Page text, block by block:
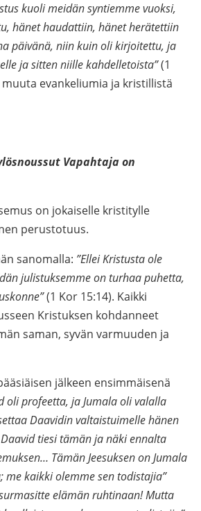
kuoli meidän syntiemme vuoksi,
hänet haudattiin, hänet herätettiin
päivänä, niin kuin oli kirjoitettu, ja
ja sitten niille kahdelletoista”(1
muuta evankeliumia ja kristillistä
Vapahtaja on
on jokaiselle kristitylle
perustotuus.
sanomalla: ”Ellei Kristusta ole
julistuksemme on turhaa puhetta,
(1 Kor 15:14). Kaikki
Kristuksen kohdanneet
saman, syvän varmuuden ja
jälkeen ensimmäisenä
oli profeetta, ja Jumala oli valalla
Daavidin valtaistuimelle hänen
tiesi tämän ja näki ennalta
Tämän Jeesuksen on Jumala
me kaikki olemme sen todistajia”
surmasitte elämän ruhtinaan! Mutta